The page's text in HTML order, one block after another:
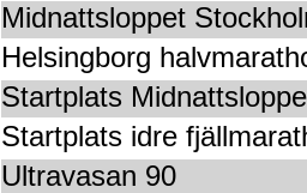
Midnattsloppet
Helsingborg
Startplats
Startplats idre
Ultravasan 90